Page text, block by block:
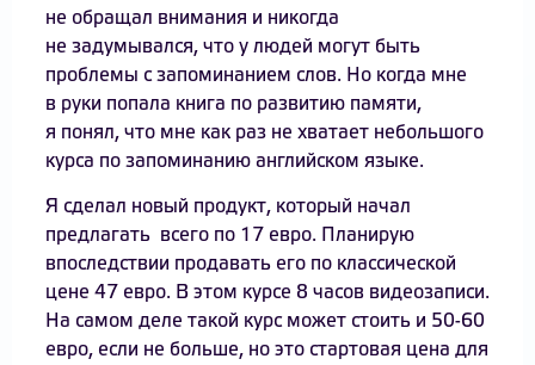
не обращал внимания и никогда
не задумывался, что у людей могут быть
проблемы с запоминанием слов. Но когда мне
в руки попала книга по развитию памяти,
я понял, что мне как раз не хватает небольшого
курса по запоминанию английском языке.
Я сделал новый продукт, который начал
предлагать всего по 17 евро. Планирую
впоследствии продавать его по классической
цене 47 евро. В этом курсе 8 часов видеозаписи.
На самом деле такой курс может стоить и 50-60
евро, если не больше, но это стартовая цена для